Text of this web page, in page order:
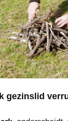
gezinslid